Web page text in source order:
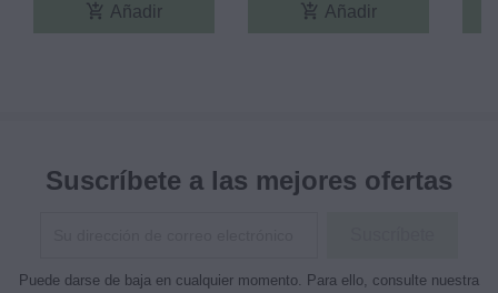
add_shopping_cart Añadir add_shopping_cart Añadir
Suscríbete a las mejores ofertas
Puede darse de baja en cualquier momento. Para ello, consulte nuestra